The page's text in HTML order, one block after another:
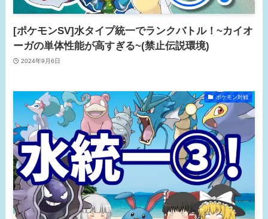
[ポケモンSV]水タイプ統一でランクバトル！~カイオ
ーガの単体性能が高すぎる~(禁止伝説環境)
2024年9月6日
ポケモン対戦